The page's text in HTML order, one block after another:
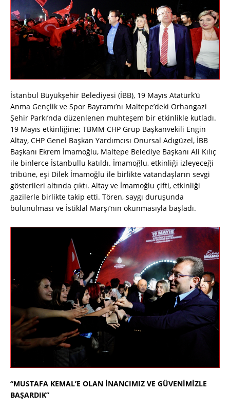
İstanbul Büyükşehir Belediyesi (İBB), 19 Mayıs Atatürk’ü
Anma Gençlik ve Spor Bayramı’nı Maltepe’deki Orhangazi
Şehir Parkı’nda düzenlenen muhteşem bir etkinlikle kutladı.
19 Mayıs etkinliğine; TBMM CHP Grup Başkanvekili Engin
Altay, CHP Genel Başkan Yardımcısı Onursal Adıgüzel, İBB
Başkanı Ekrem İmamoğlu, Maltepe Belediye Başkanı Ali Kılıç
ile binlerce İstanbullu katıldı. İmamoğlu, etkinliği izleyeceği
tribüne, eşi Dilek İmamoğlu ile birlikte vatandaşların sevgi
gösterileri altında çıktı. Altay ve İmamoğlu çifti, etkinliği
gazilerle birlikte takip etti. Tören, saygı duruşunda
bulunulması ve İstiklal Marşı’nın okunmasıyla başladı.
“MUSTAFA KEMAL’E OLAN İNANCIMIZ VE GÜVENİMİZLE
BAŞARDIK”